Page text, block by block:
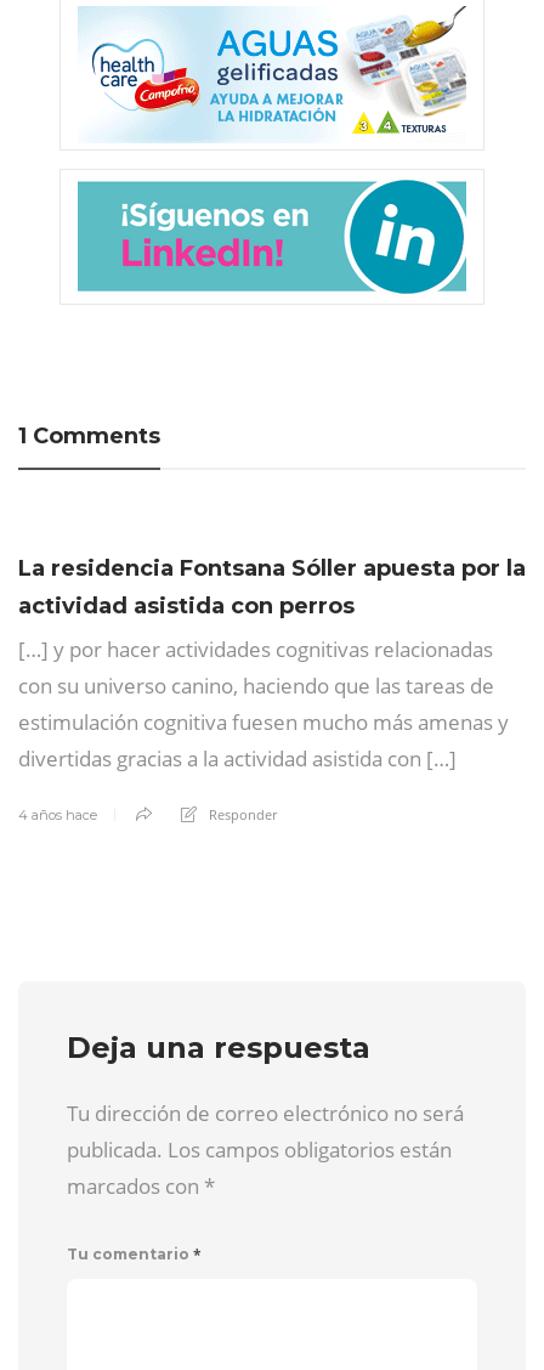
1 Comments
La residencia Fontsana Sóller apuesta por la
actividad asistida con perros
[…] y por hacer actividades cognitivas relacionadas
con su universo canino, haciendo que las tareas de
estimulación cognitiva fuesen mucho más amenas y
divertidas gracias a la actividad asistida con […]
4 años hace Responder
Deja una respuesta
Tu dirección de correo electrónico no será
publicada. Los campos obligatorios están
marcados con *
Tu comentario *